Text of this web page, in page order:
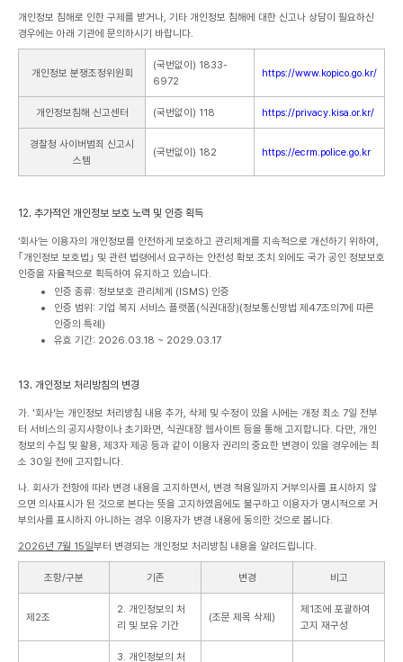
개인정보 침해로 인한 구제를 받거나, 기타 개인정보 침해에 대한 신고나 상담이 필요하신
경우에는 아래 기관에 문의하시기 바랍니다.
개인정보 분쟁조정위원회
(국번없이) 1833-
6972
https://www.kopico.go.kr/
개인정보침해 신고센터 (국번없이) 118 https://privacy.kisa.or.kr/
경찰청 사이버범죄 신고시
스템
(국번없이) 182 https://ecrm.police.go.kr
12. 추가적인 개인정보 보호 노력 및 인증 획득
‘회사’는 이용자의 개인정보를 안전하게 보호하고 관리체계를 지속적으로 개선하기 위하여,
｢개인정보 보호법｣ 및 관련 법령에서 요구하는 안전성 확보 조치 외에도 국가 공인 정보보호
인증을 자율적으로 획득하여 유지하고 있습니다.
인증 종류: 정보보호 관리체계 (ISMS) 인증
인증 범위: 기업 복지 서비스 플랫폼(식권대장)(정보통신망법 제47조의7에 따른
인증의 특례)
유효 기간: 2026.03.18 ~ 2029.03.17
13. 개인정보 처리방침의 변경
가. '회사'는 개인정보 처리방침 내용 추가, 삭제 및 수정이 있을 시에는 개정 최소 7일 전부
터 서비스의 공지사항이나 초기화면, 식권대장 웹사이트 등을 통해 고지합니다. 다만, 개인
정보의 수집 및 활용, 제3자 제공 등과 같이 이용자 권리의 중요한 변경이 있을 경우에는 최
소 30일 전에 고지합니다.
나. 회사가 전항에 따라 변경 내용을 고지하면서, 변경 적용일까지 거부의사를 표시하지 않
으면 의사표시가 된 것으로 본다는 뜻을 고지하였음에도 불구하고 이용자가 명시적으로 거
부의사를 표시하지 아니하는 경우 이용자가 변경 내용에 동의한 것으로 봅니다.
2026년 7월 15일부터 변경되는 개인정보 처리방침 내용을 알려드립니다.
조항/구분 기존 변경 비고
제2조
2. 개인정보의 처
리 및 보유 기간
(조문 제목 삭제)
제1조에 포괄하여
고지 재구성
3. 개인정보의 처